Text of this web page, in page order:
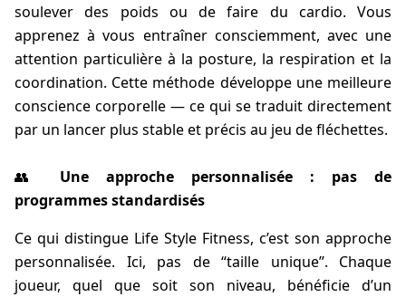
soulever des poids ou de faire du cardio. Vous
apprenez à vous entraîner consciemment, avec une
attention particulière à la posture, la respiration et la
coordination. Cette méthode développe une meilleure
conscience corporelle — ce qui se traduit directement
par un lancer plus stable et précis au jeu de fléchettes.
👥 Une approche personnalisée : pas de
programmes standardisés
Ce qui distingue Life Style Fitness, c’est son approche
personnalisée. Ici, pas de “taille unique”. Chaque
joueur, quel que soit son niveau, bénéficie d’un